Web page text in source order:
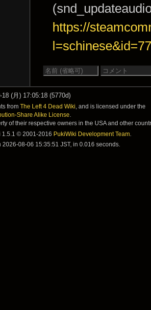
https://
18 (月) 17:05:18 (5770d)
fromThe Left 4 Dead Wiki , and is licensed under the
Share Alike License
of their respective owners in the USA and other
1.5.1 © 2001-2016 PukiWiki Development Team
2026-08-06 15:35:51 JST , in 0.016 seconds.